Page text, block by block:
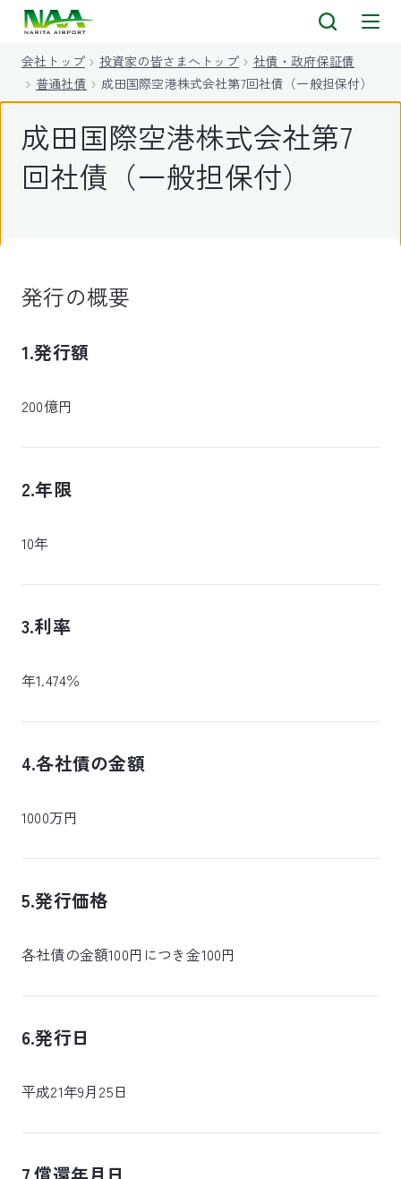
会社トップ 投資家の皆さまへトップ
社債・政府保証債
普通社債
成田国際空港株式会社第7回社債（一般担保付）
成田国際空港株式会社第7
回社債（一般担保付）
発行の概要
1.発行額
200億円
2.年限
10年
3.利率
年1.474％
4.各社債の金額
1000万円
5.発行価格
各社債の金額100円につき金100円
6.発行日
平成21年9月25日